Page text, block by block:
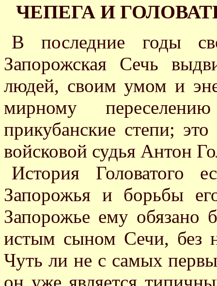
ЧЕПЕГА И
В последние годы
Запорожская Сечь
людей, своим умом и
мирному
прикубанские степи;
войсковой судья Антон
История Головатого
Запорожья и борьбы
Запорожье ему обязано
истым сыном Сечи, без
Чуть ли не с самых
он уже является